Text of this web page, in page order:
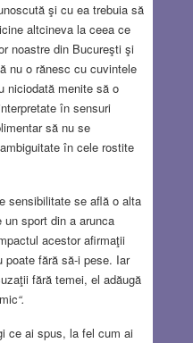
şi cu ea trebuia să
altcineva la ceea ce
noastre din Bucureşti şi
nu o rănesc cu cuvintele
niciodată menite să o
în sensuri
să nu se
în cele rostite
sensibilitate se află o alta
sport din a arunca
acestor afirmaţii
poate fără să-i pese. Iar
fără temei, el adăugă
“.
ce ai spus, la fel cum ai